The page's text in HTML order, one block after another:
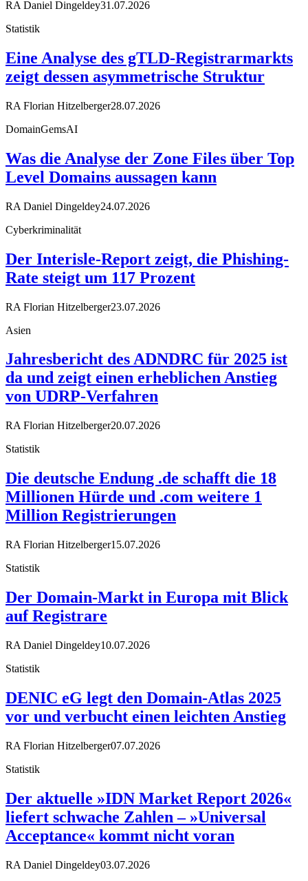
RA Daniel Dingeldey31.07.2026
Statistik
Eine Analyse des gTLD-Registrarmarkts
zeigt dessen asymmetrische Struktur
RA Florian Hitzelberger28.07.2026
DomainGemsAI
Was die Analyse der Zone Files über Top
Level Domains aussagen kann
RA Daniel Dingeldey24.07.2026
Cyberkriminalität
Der Interisle-Report zeigt, die Phishing-
Rate steigt um 117 Prozent
RA Florian Hitzelberger23.07.2026
Asien
Jahresbericht des ADNDRC für 2025 ist
da und zeigt einen erheblichen Anstieg
von UDRP-Verfahren
RA Florian Hitzelberger20.07.2026
Statistik
Die deutsche Endung .de schafft die 18
Millionen Hürde und .com weitere 1
Million Registrierungen
RA Florian Hitzelberger15.07.2026
Statistik
Der Domain-Markt in Europa mit Blick
auf Registrare
RA Daniel Dingeldey10.07.2026
Statistik
DENIC eG legt den Domain-Atlas 2025
vor und verbucht einen leichten Anstieg
RA Florian Hitzelberger07.07.2026
Statistik
Der aktuelle »IDN Market Report 2026«
liefert schwache Zahlen – »Universal
Acceptance« kommt nicht voran
RA Daniel Dingeldey03.07.2026